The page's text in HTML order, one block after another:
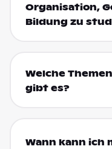
Organisation,
Bildung zu
Welche
gibt es?
Wann kann ich